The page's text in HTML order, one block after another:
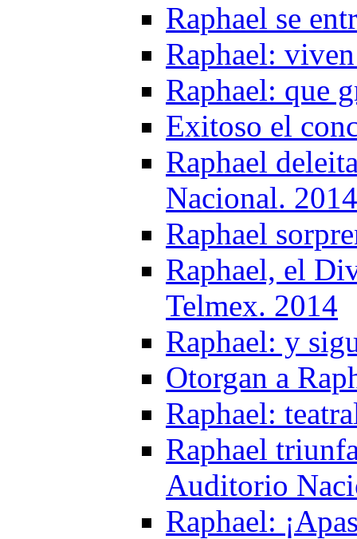
Raphael se
Raphael:
Raphael: que
Exitoso el
Raphael
Nacional. 2014
Raphael
Raphael, el
Telmex. 2014
Raphael: y
Otorgan a
Raphael:
Raphael
Auditorio
Raphael: